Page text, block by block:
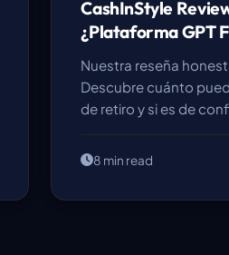
CashInStyle
¿Plataforma GPT
Nuestra reseña
Descubre cuánto
de retiro y si es de
8 min read